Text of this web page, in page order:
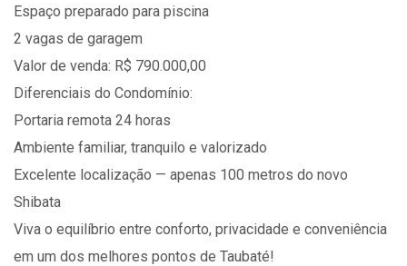
Espaço preparado para piscina
2 vagas de garagem
Valor de venda: R$ 790.000,00
Diferenciais do Condomínio:
Portaria remota 24 horas
Ambiente familiar, tranquilo e valorizado
Excelente localização — apenas 100 metros do novo
Shibata
Viva o equilíbrio entre conforto, privacidade e conveniência
em um dos melhores pontos de Taubaté!